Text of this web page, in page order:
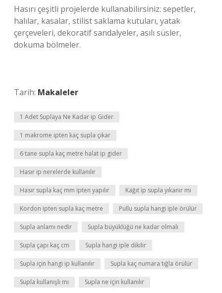
Hasırı çeşitli projelerde kullanabilirsiniz: sepetler,
halılar, kasalar, stilist saklama kutuları, yatak
çerçeveleri, dekoratif sandalyeler, asılı süsler,
dokuma bölmeler.
Tarih: Makaleler
1 Adet Suplaya Ne Kadar ip Gider
1 makrome ipten kaç supla çıkar
6 tane supla kaç metre halat ip gider
Hasır ip nerelerde kullanılır
Hasır supla kaç mm ipten yapılır Kağıt ip supla yıkanır mı
Kordon ipten supla kaç metre Pullu supla hangi iple örülür
Supla anlamı nedir Supla büyüklüğü ne kadar olmalı
Supla çapı kaç cm Supla hangi iple dikilir
Supla için hangi ip kullanılır Supla kaç numara tığla örülür
Supla kullanışlı mı Supla ne için kullanılır